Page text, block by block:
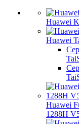
Huawei
Huawei
Huawei
1288H